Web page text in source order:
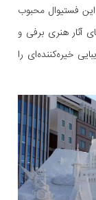
فستیوال محبوب
برای تماشای آثار هنری برفی و
خیره‌کننده‌ای را